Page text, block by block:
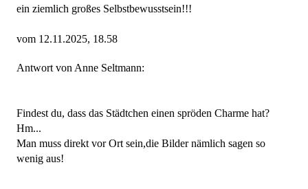
ein ziemlich großes Selbstbewusstsein!!!
vom 12.11.2025, 18.58
Antwort von Anne Seltmann:
Findest du, dass das Städtchen einen spröden Charme hat?
Hm...
Man muss direkt vor Ort sein,die Bilder nämlich sagen so
wenig aus!